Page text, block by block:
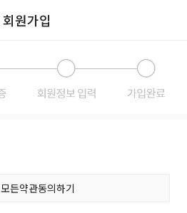
회원가입
모든약관동의하기